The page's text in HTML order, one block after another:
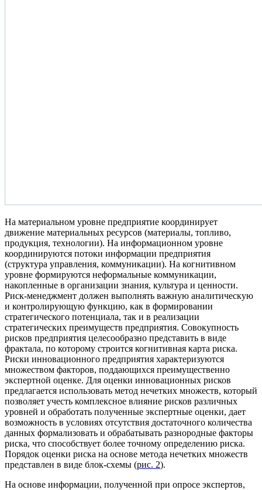
На материальном уровне предприятие координирует
движение материальных ресурсов (материалы, топливо,
продукция, технологии). На информационном уровне
координируются потоки информации предприятия
(структура управления, коммуникации). На когнитивном
уровне формируются неформальные коммуникации,
накопленные в организации знания, культура и ценности.
Риск-менеджмент должен выполнять важную аналитическую
и контролирующую функцию, как в формировании
стратегического потенциала, так и в реализации
стратегических преимуществ предприятия. Совокупность
рисков предприятия целесообразно представить в виде
фрактала, по которому строится когнитивная карта риска.
Риски инновационного предприятия характеризуются
множеством факторов, поддающихся преимущественно
экспертной оценке. Для оценки инновационных рисков
предлагается использовать метод нечетких множеств, который
позволяет учесть комплексное влияние рисков различных
уровней и обработать полученные экспертные оценки, дает
возможность в условиях отсутствия достаточного количества
данных формализовать и обрабатывать разнородные факторы
риска, что способствует более точному определению риска.
Порядок оценки риска на основе метода нечетких множеств
представлен в виде блок-схемы (рис. 2).
На основе информации, полученной при опросе экспертов,